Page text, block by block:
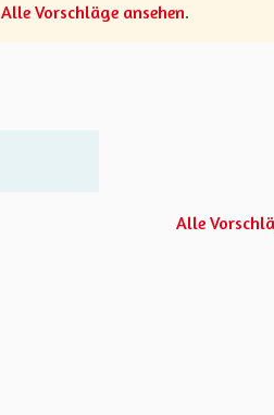
Alle Vorschläge ansehen.
Alle